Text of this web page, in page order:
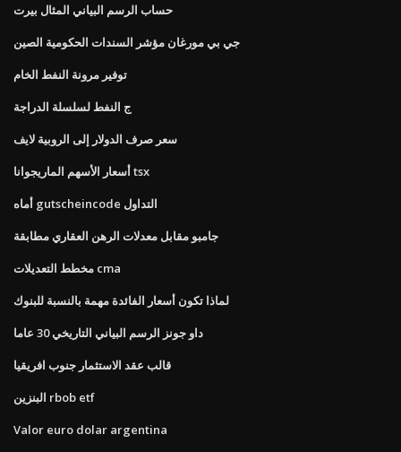
حساب الرسم البياني المثال بيرت
جي بي مورغان مؤشر السندات الحكومية الصين
توفير مرونة النفط الخام
ج النفط لسلسلة الدراجة
سعر صرف الدولار إلى الروبية لايف
أسعار الأسهم الماريجوانا tsx
أماه gutscheincode التداول
جامبو مقابل معدلات الرهن العقاري مطابقة
مخطط التعديلات cma
لماذا تكون أسعار الفائدة مهمة بالنسبة للبنوك
داو جونز الرسم البياني التاريخي 30 عاما
قالب عقد الاستثمار جنوب افريقيا
البنزين rbob etf
Valor euro dolar argentina